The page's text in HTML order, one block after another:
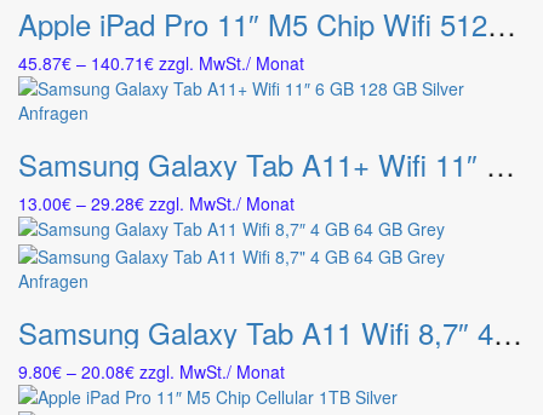
auf
der
Produktseite
gewählt
weist
mehrere
Varianten
auf.
können
der
Produktseite
gewählt
Apple iPad Pro 11″ M5 Chip Wifi 512GB Silver
45.87€ – 140.71€Preisspanne:
45.87€
bis
zzgl. MwSt./ Monat
Anfragen
weist
mehrere
Varianten
auf.
Die
auf
der
Produktseite
gewählt
Samsung Galaxy Tab A11+ Wifi 11″ 6 GB 128 GB Silver
13.00€ – 29.28€Preisspanne:
13.00€
bis
29.28€
zzgl. MwSt./ Monat
Anfragen
weist
mehrere
Varianten
auf.
Samsung Galaxy Tab A11 Wifi 8,7″ 4 GB 64 GB Grey
9.80€ – 20.08€Preisspanne:
9.80€
zzgl. MwSt./ Monat